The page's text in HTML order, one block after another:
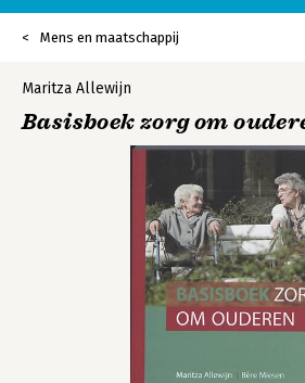
Mens en maatschappij
Maritza Allewijn
Basisboek zorg om